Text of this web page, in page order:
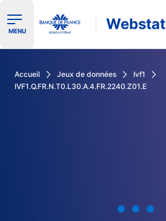
Ouvrir le menu de navigation
MENU Webstat
Accueil Jeux de données
Ivf1
IVF1.Q.FR.N.T0.L30.A.4.FR.2240.Z01.E